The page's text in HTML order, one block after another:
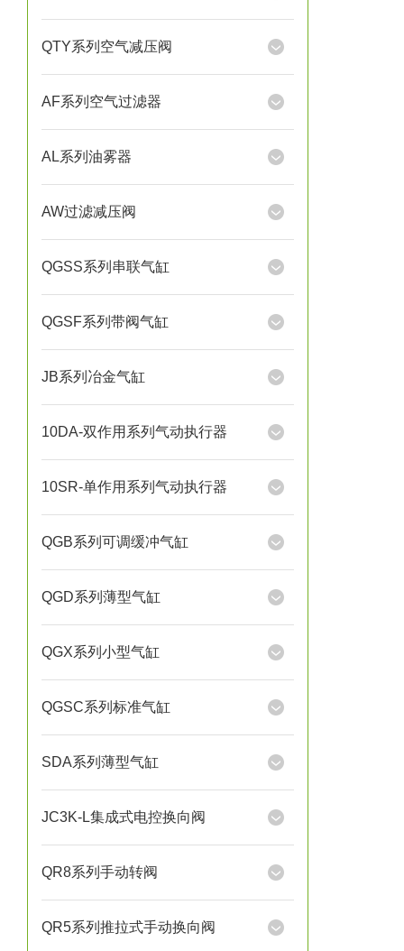
QTY系列空气减压阀
AF系列空气过滤器
AL系列油雾器
AW过滤减压阀
QGSS系列串联气缸
QGSF系列带阀气缸
JB系列冶金气缸
10DA-双作用系列气动执行器
10SR-单作用系列气动执行器
QGB系列可调缓冲气缸
QGD系列薄型气缸
QGX系列小型气缸
QGSC系列标准气缸
SDA系列薄型气缸
JC3K-L集成式电控换向阀
QR8系列手动转阀
QR5系列推拉式手动换向阀